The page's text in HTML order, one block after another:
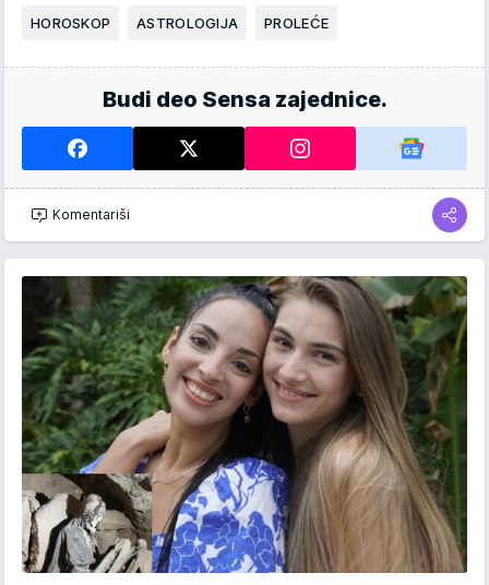
HOROSKOP ASTROLOGIJA PROLEĆE
Budi deo Sensa zajednice.
Komentariši